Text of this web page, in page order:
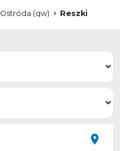
Ostróda (gw) Reszki